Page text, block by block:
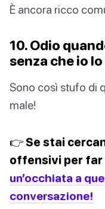
È ancora ricco
10. Odio
senza che io
Sono così stufo di
male!
👉 Se stai
offensivi per far
un’occhiata a
conversazione!